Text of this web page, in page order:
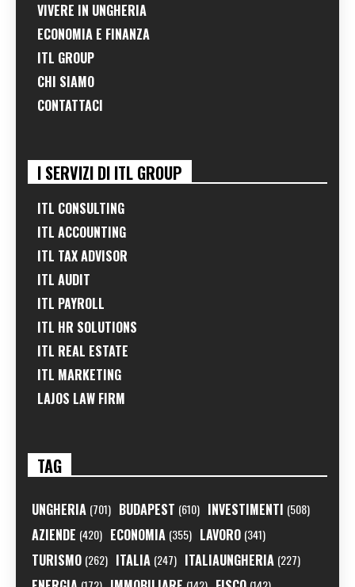
VIVERE IN UNGHERIA
ECONOMIA E FINANZA
ITL GROUP
CHI SIAMO
CONTATTACI
I SERVIZI DI ITL GROUP
ITL CONSULTING
ITL ACCOUNTING
ITL TAX ADVISOR
ITL AUDIT
ITL PAYROLL
ITL HR SOLUTIONS
ITL REAL ESTATE
ITL MARKETING
LAJOS LAW FIRM
TAG
UNGHERIA (701) BUDAPEST (610) INVESTIMENTI (508)
AZIENDE (420) ECONOMIA (355) LAVORO (341)
TURISMO (262) ITALIA (247) ITALIAUNGHERIA (227)